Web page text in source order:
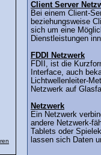
Client Server
Bei einem Client-
beziehungsweise
sich um eine
Dienstleistungen
FDDI Netzwerk
FDII, ist die
Interface, auch
Lichtwellenleiter-
Netzwerk auf
Netzwerk
Ein Netzwerk
andere Netzwerk-
Tablets oder
lassen sich Daten